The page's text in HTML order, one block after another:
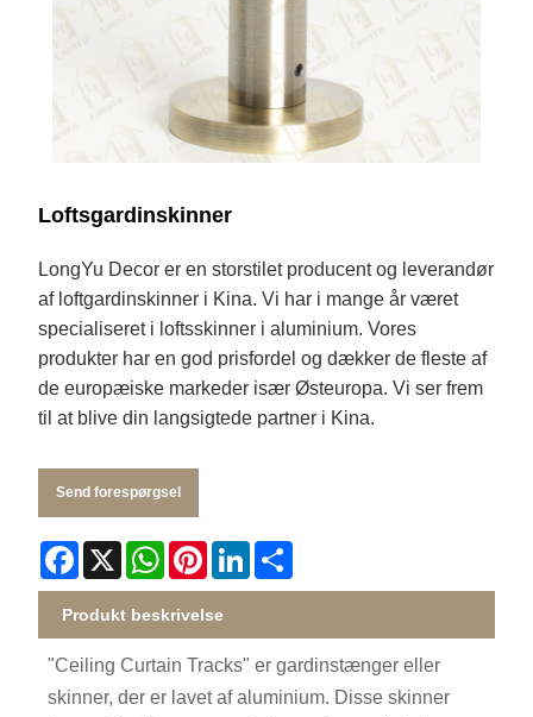
Loftsgardinskinner
LongYu Decor er en storstilet producent og leverandør
af loftgardinskinner i Kina. Vi har i mange år været
specialiseret i loftsskinner i aluminium. Vores
produkter har en god prisfordel og dækker de fleste af
de europæiske markeder især Østeuropa. Vi ser frem
til at blive din langsigtede partner i Kina.
Send forespørgsel
Facebook
X WhatsApp
PinterestLinkedIn
Produkt beskrivelse
"Ceiling Curtain Tracks" er gardinstænger eller
skinner, der er lavet af aluminium. Disse skinner